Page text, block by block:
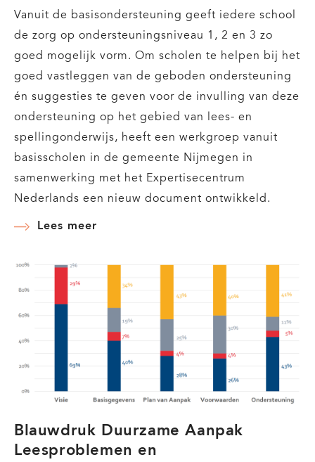
Vanuit de basisondersteuning geeft iedere school
de zorg op ondersteuningsniveau 1, 2 en 3 zo
goed mogelijk vorm. Om scholen te helpen bij het
goed vastleggen van de geboden ondersteuning
én suggesties te geven voor de invulling van deze
ondersteuning op het gebied van lees- en
spellingonderwijs, heeft een werkgroep vanuit
basisscholen in de gemeente Nijmegen in
samenwerking met het Expertisecentrum
Nederlands een nieuw document ontwikkeld.
Lees meer
bij
invulling
Blauwdruk Duurzame Aanpak
Leesproblemen en